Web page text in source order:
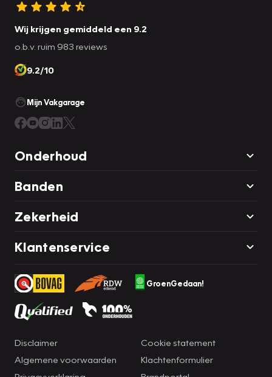
Wij krijgen gemiddeld een 9.2
o.b.v. ruim 983 reviews
9.2/10
Mijn Vakgarage
Onderhoud
Banden
Zekerheid
Klantenservice
GroenGedaan!
Disclaimer
Algemene voorwaarden
Cookie statement
Klachtenformulier